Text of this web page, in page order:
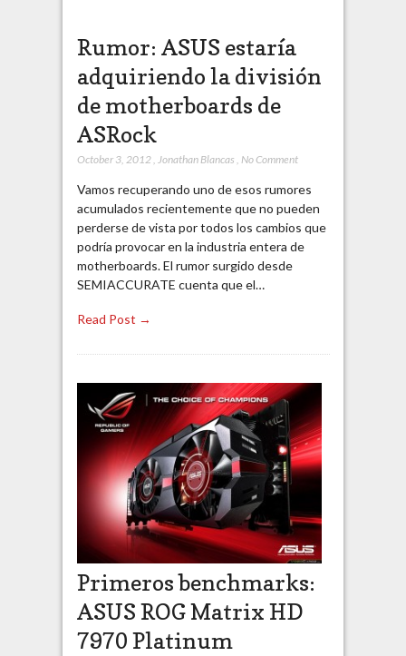
Rumor: ASUS estaría
adquiriendo la división
de motherboards de
ASRock
October 3, 2012, Jonathan Blancas No Comment
Vamos recuperando uno de esos rumores
acumulados recientemente que no pueden
perderse de vista por todos los cambios que
podría provocar en la industria entera de
motherboards. El rumor surgido desde
SEMIACCURATE cuenta que el…
Read Post →
Primeros benchmarks:
ASUS ROG Matrix HD
7970 Platinum